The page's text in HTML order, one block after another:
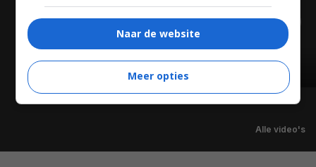
02:31
Alle video's
Naar de website
Meer opties